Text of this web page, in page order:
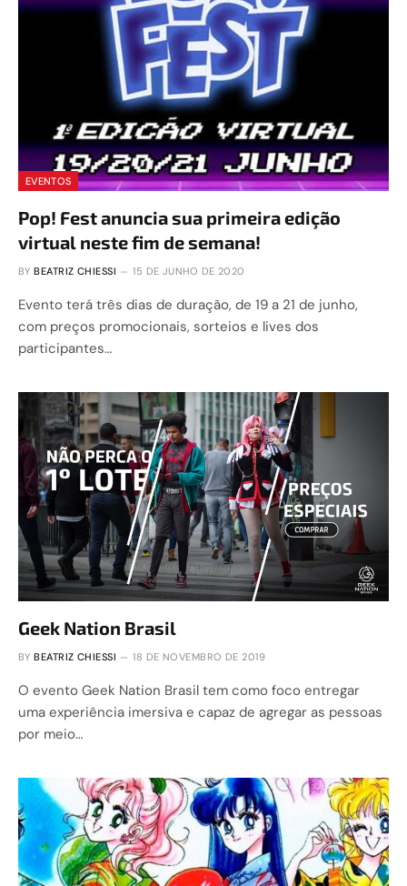
EVENTOS
Pop! Fest anuncia sua primeira edição
virtual neste fim de semana!
BY BEATRIZ CHIESSI 15 DE JUNHO DE 2020
Evento terá três dias de duração, de 19 a 21 de junho,
com preços promocionais, sorteios e lives dos
participantes…
Geek Nation Brasil
BY BEATRIZ CHIESSI 18 DE NOVEMBRO DE 2019
O evento Geek Nation Brasil tem como foco entregar
uma experiência imersiva e capaz de agregar as pessoas
por meio…